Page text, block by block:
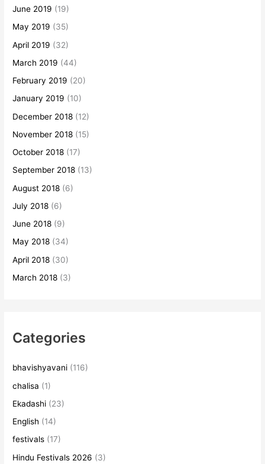
June 2019 (19)
May 2019 (35)
April 2019 (32)
March 2019 (44)
February 2019 (20)
January 2019 (10)
December 2018 (12)
November 2018 (15)
October 2018 (17)
September 2018 (13)
August 2018 (6)
July 2018 (6)
June 2018 (9)
May 2018 (34)
April 2018 (30)
March 2018 (3)
Categories
bhavishyavani (116)
chalisa (1)
Ekadashi (23)
English (14)
festivals (17)
Hindu Festivals 2026 (3)